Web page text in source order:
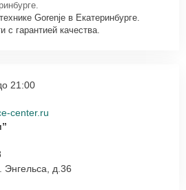
Gorenje в Екатеринбурге.
гарантией качества.
Энгельса, д.36
21:00
center.ru